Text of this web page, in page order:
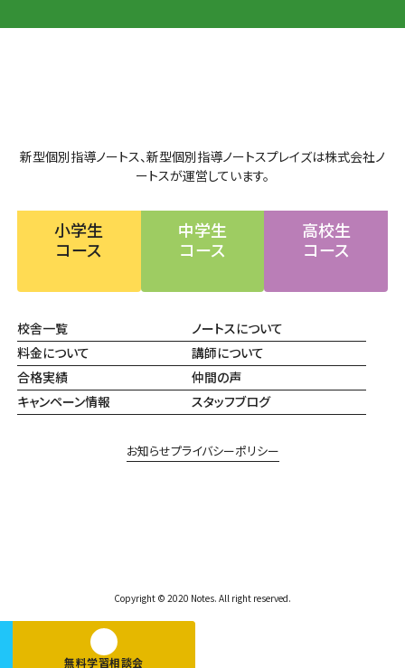
無料学習相談会
新型個別指導ノートス、新型個別指導ノートスプレイズは株式会社ノ
ートスが運営しています。
Copyright © 2020 Notes. All right reserved.
小学生
コース
中学生
コース
高校生
コース
校舎一覧
ノートスについて
料金について
講師について
合格実績
仲間の声
キャンペーン情報
スタッフブログ
お知らせプライバシーポリシー